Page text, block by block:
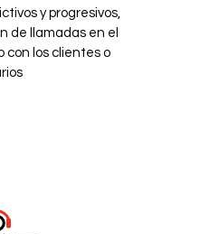
y progresivos,
de llamadas en el
con los clientes o